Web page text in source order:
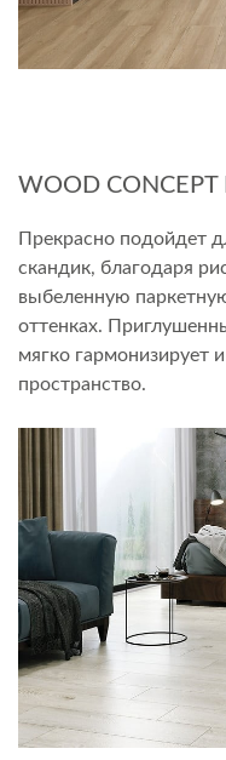
WOOD CONCEPT
Прекрасно подойдет
скандик, благодаря
выбеленную
оттенках.
мягко гармонизирует
пространство.